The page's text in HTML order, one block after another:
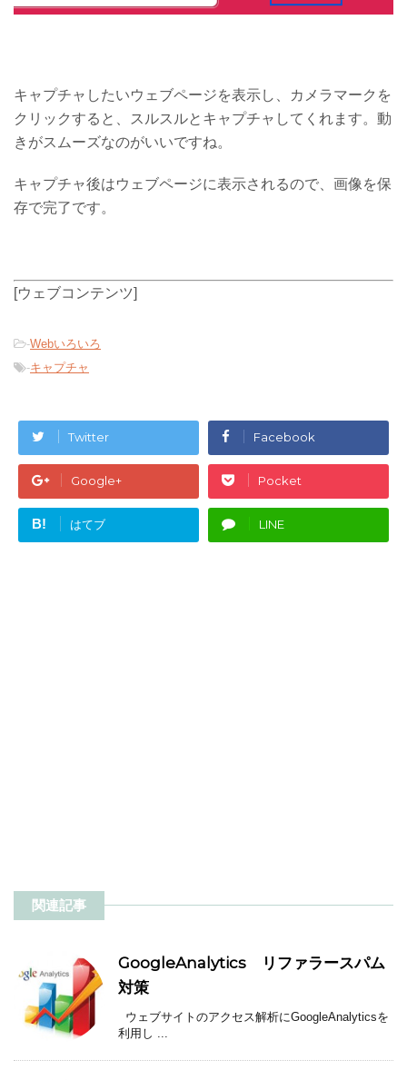
キャプチャしたいウェブページを表示し、カメラマークを
クリックすると、スルスルとキャプチャしてくれます。動
きがスムーズなのがいいですね。
キャプチャ後はウェブページに表示されるので、画像を保
存で完了です。
[ウェブコンテンツ]
-Webいろいろ
-キャプチャ
Twitter Facebook
Google+ Pocket
B! はてブ LINE
関連記事
GoogleAnalytics リファラースパム
対策
ウェブサイトのアクセス解析にGoogleAnalyticsを
利用し ...